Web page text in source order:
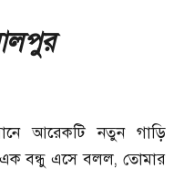
আরেকটি নতুন গাড়ি
এক বন্ধু এসে বলল, তোমার